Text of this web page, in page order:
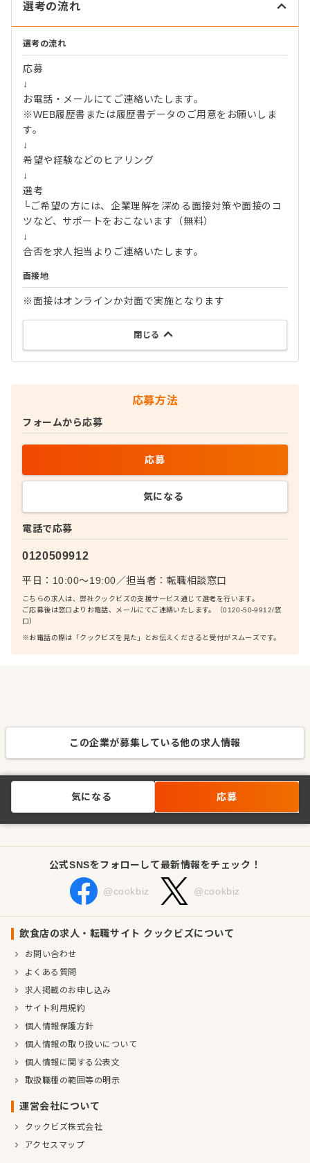
選考の流れ
選考の流れ
応募
↓
お電話・メールにてご連絡いたします。
※WEB履歴書または履歴書データのご用意をお願いしま
す。
↓
希望や経験などのヒアリング
↓
選考
└ご希望の方には、企業理解を深める面接対策や面接のコ
ツなど、サポートをおこないます（無料）
↓
合否を求人担当よりご連絡いたします。
面接地
※面接はオンラインか対面で実施となります
閉じる
応募方法
電話で応募
0120509912
平日：10:00〜19:00／担当者： 転職相談窓口
こちらの求人は、弊社クックビズの支援サービス通じて選考を行います。
ご応募後は窓口よりお電話、メールにてご連絡いたします。（0120-50-9912/窓
口）
※お電話の際は「クックビズを見た」とお伝えくださると受付がスムーズです。
フォームから応募
応募
気になる
この企業が募集している他の求人情報
気になる 応募
公式SNSをフォローして最新情報をチェック！
@cookbiz @cookbiz
飲食店の求人・転職サイト クックビズについて
お問い合わせ
よくある質問
求人掲載のお申し込み
サイト利用規約
個人情報保護方針
個人情報の取り扱いについて
個人情報に関する公表文
取扱職種の範囲等の明示
運営会社について
クックビズ株式会社
アクセスマップ